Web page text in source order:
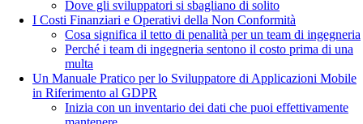
Dove gli sviluppatori si sbagliano di solito
I Costi Finanziari e Operativi della Non Conformità
Cosa significa il tetto di penalità per un team di ingegneria
Perché i team di ingegneria sentono il costo prima di una
multa
Un Manuale Pratico per lo Sviluppatore di Applicazioni Mobile
in Riferimento al GDPR
Inizia con un inventario dei dati che puoi effettivamente